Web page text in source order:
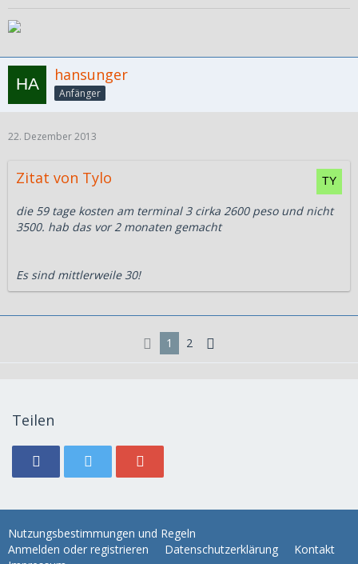
hansunger
Anfänger
22. Dezember 2013
Zitat von Tylo
die 59 tage kosten am terminal 3 cirka 2600 peso und nicht
3500. hab das vor 2 monaten gemacht
Es sind mittlerweile 30!
1 2
Teilen
Nutzungsbestimmungen und Regeln
Anmelden oder registrieren
Datenschutzerklärung
Kontakt